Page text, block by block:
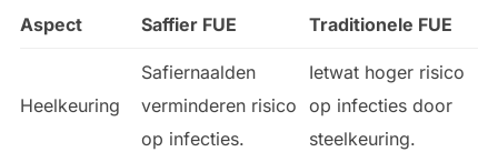
Aspect Saffier FUE Traditionele FUE
Heelkeuring
Safiernaalden
verminderen risico
op infecties.
Ietwat hoger risico
op infecties door
steelkeuring.